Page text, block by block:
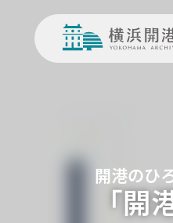
「開
開港のひ